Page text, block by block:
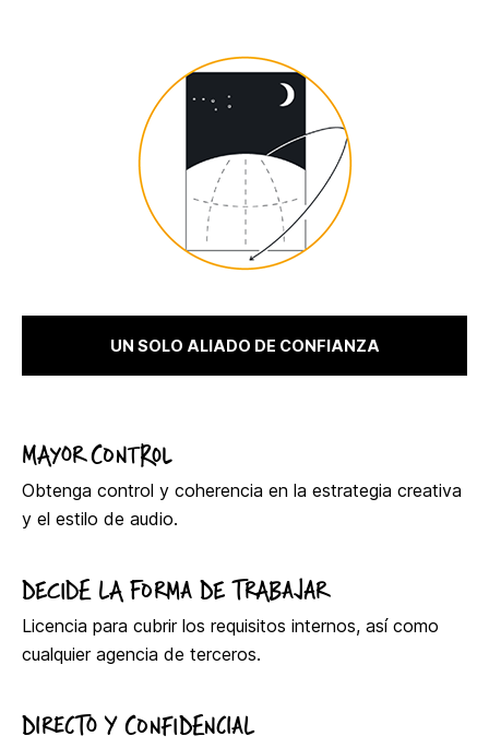
UN SOLO ALIADO DE CONFIANZA
MAYOR CONTROL
Obtenga control y coherencia en la estrategia creativa
y el estilo de audio.
DECIDE LA FORMA DE TRABAJAR
Licencia para cubrir los requisitos internos, así como
cualquier agencia de terceros.
DIRECTO Y CONFIDENCIAL